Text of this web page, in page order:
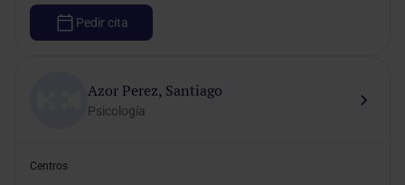
Pedir cita
Azor Perez, Santiago
Psicología
Centros